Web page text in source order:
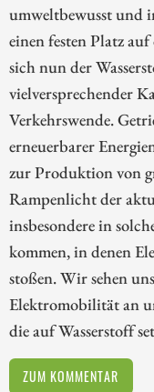
umweltbewusst und
einen festen Platz
sich nun der
vielversprechender
Verkehrswende.
erneuerbarer
zur Produktion von
Rampenlicht der
insbesondere in
kommen, in denen
stoßen. Wir sehen
Elektromobilität an
die auf Wasserstoff
ZUM KOMMENTAR